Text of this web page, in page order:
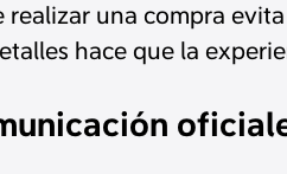
una compra
hace que la